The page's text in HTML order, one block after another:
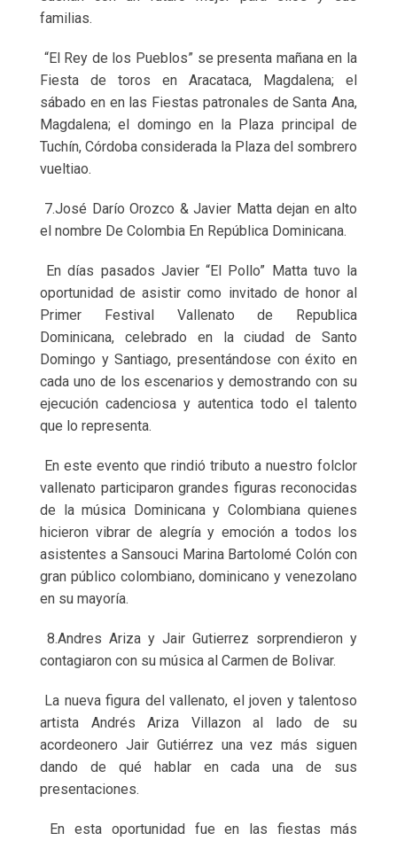
familias.
“El Rey de los Pueblos” se presenta mañana en la
Fiesta de toros en Aracataca, Magdalena; el
sábado en en las Fiestas patronales de Santa Ana,
Magdalena; el domingo en la Plaza principal de
Tuchín, Córdoba considerada la Plaza del sombrero
vueltiao.
7.José Darío Orozco & Javier Matta dejan en alto
el nombre De Colombia En República Dominicana.
En días pasados Javier “El Pollo” Matta tuvo la
oportunidad de asistir como invitado de honor al
Primer Festival Vallenato de Republica
Dominicana, celebrado en la ciudad de Santo
Domingo y Santiago, presentándose con éxito en
cada uno de los escenarios y demostrando con su
ejecución cadenciosa y autentica todo el talento
que lo representa.
En este evento que rindió tributo a nuestro folclor
vallenato participaron grandes figuras reconocidas
de la música Dominicana y Colombiana quienes
hicieron vibrar de alegría y emoción a todos los
asistentes a Sansouci Marina Bartolomé Colón con
gran público colombiano, dominicano y venezolano
en su mayoría.
8.Andres Ariza y Jair Gutierrez sorprendieron y
contagiaron con su música al Carmen de Bolivar.
La nueva figura del vallenato, el joven y talentoso
artista Andrés Ariza Villazon al lado de su
acordeonero Jair Gutiérrez una vez más siguen
dando de qué hablar en cada una de sus
presentaciones.
En esta oportunidad fue en las fiestas más